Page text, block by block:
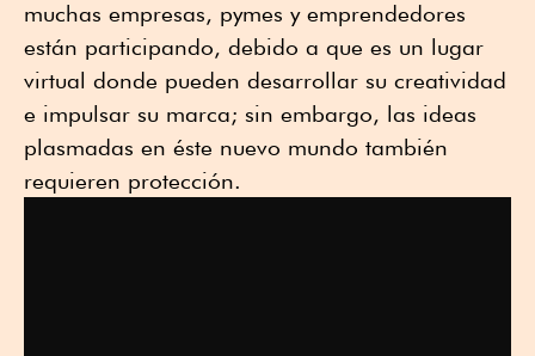
muchas empresas, pymes y emprendedores
están participando, debido a que es un lugar
virtual donde pueden desarrollar su creatividad
e impulsar su marca; sin embargo, las ideas
plasmadas en éste nuevo mundo también
requieren protección.